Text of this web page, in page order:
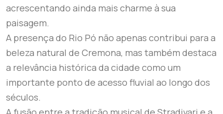
acrescentando ainda mais charme à sua
paisagem.
A presença do Rio Pó não apenas contribui para a
beleza natural de Cremona, mas também destaca
a relevância histórica da cidade como um
importante ponto de acesso fluvial ao longo dos
séculos.